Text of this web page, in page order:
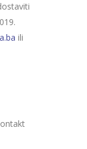
ili